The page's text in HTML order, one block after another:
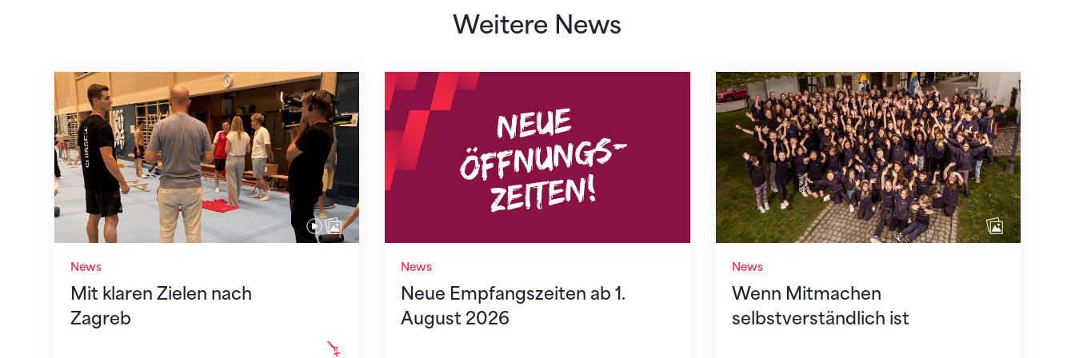
Weitere News
News
Mit klaren Zielen nach
Zagreb
Mit klaren Zielen nach Zagreb
News
Neue Empfangszeiten ab 1.
August 2026
Neue Empfangszeiten ab 1. August 2026
News
Wenn Mitmachen
selbstverständlich ist
Wenn Mitmachen selbstverständlich ist